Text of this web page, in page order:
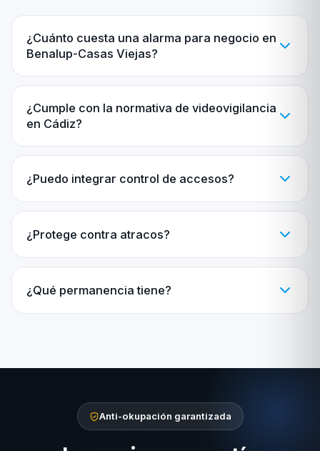
¿Cuánto cuesta una alarma para negocio en
Benalup-Casas Viejas?
¿Cumple con la normativa de videovigilancia
en Cádiz?
¿Puedo integrar control de accesos?
¿Protege contra atracos?
¿Qué permanencia tiene?
Anti-okupación garantizada